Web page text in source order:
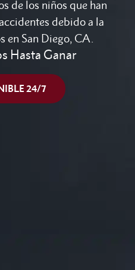
de los niños que han
debido a la
en San Diego, CA.
Hasta Ganar
24/7